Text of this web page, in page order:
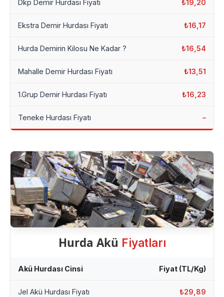
Dkp Demir Hurdası Fiyatı ₺19,20
Ekstra Demir Hurdası Fiyatı ₺16,17
Hurda Demirin Kilosu Ne Kadar ? ₺16,54
Mahalle Demir Hurdası Fiyatı ₺13,51
1.Grup Demir Hurdası Fiyatı ₺16,23
Teneke Hurdası Fiyatı –
Hurda Akü Fiyatları
Akü Hurdası Cinsi Fiyat (TL/Kg)
Jel Akü Hurdası Fiyatı ₺29,89